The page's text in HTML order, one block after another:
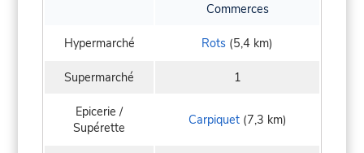
Commerces
Hypermarché Rots (5,4 km)
Supermarché 1
Epicerie /
Supérette
Carpiquet(7,3 km)